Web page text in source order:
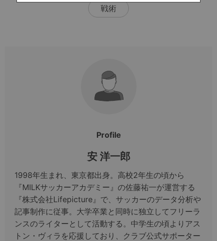
戦術
Profile
安 洋一郎
1998年生まれ、東京都出身。高校2年生の頃から
『MILKサッカーアカデミー』の佐藤祐一が運営する
『株式会社Lifepicture』で、サッカーのデータ分析や
記事制作に従事。大学卒業と同時に独立してフリーラ
ンスのライターとして活動する。中学生の頃よりアス
トン・ヴィラを応援しており、クラブ公式サポーター